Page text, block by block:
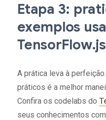
Etapa 3:
exemplos
TensorFlow.js
A prática leva à
práticos é a melhor
Confira os codelabs do
seus conhecimentos